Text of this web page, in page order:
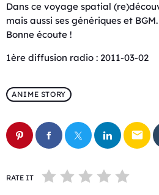
Dans ce voyage spatial
mais aussi ses génériques et BGM.
Bonne écoute !
1ère diffusion radio : 2011-03-02
ANIME STORY
email
RATE IT